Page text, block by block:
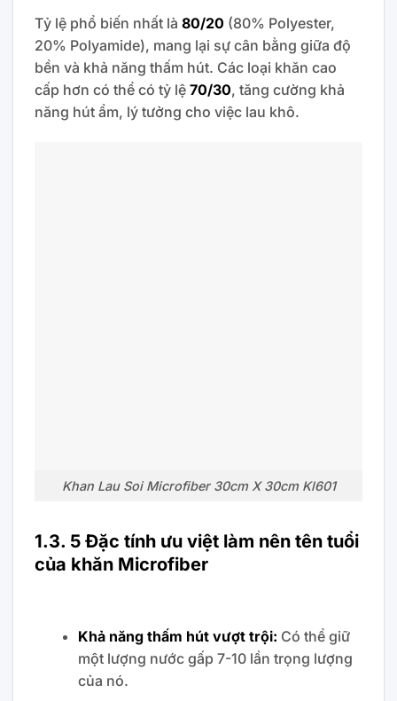
Tỷ lệ phổ biến nhất là 80/20 (80% Polyester,
20% Polyamide), mang lại sự cân bằng giữa độ
bền và khả năng thấm hút. Các loại khăn cao
cấp hơn có thể có tỷ lệ 70/30, tăng cường khả
năng hút ẩm, lý tưởng cho việc lau khô.
Khan Lau Soi Microfiber 30cm X 30cm Kl601
1.3. 5 Đặc tính ưu việt làm nên tên tuổi
của khăn Microfiber
Khả năng thấm hút vượt trội: Có thể giữ
một lượng nước gấp 7-10 lần trọng lượng
của nó.